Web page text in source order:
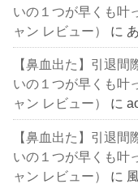
いの１つが早くも叶
ャン レビュー）
に
【鼻血出た】引退
いの１つが早くも叶
ャン レビュー）
に
【鼻血出た】引退
いの１つが早くも叶
ャン レビュー）
に